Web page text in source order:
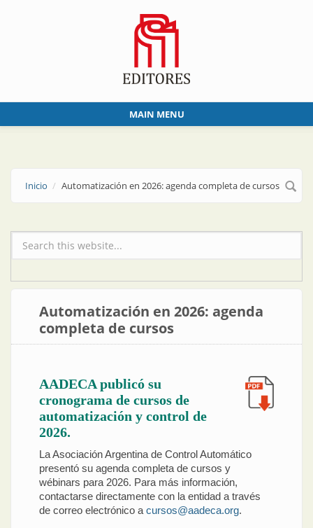
MAIN MENU
Inicio Automatización en 2026: agenda completa de cursos
Formulario de búsqueda
Automatización en 2026: agenda
completa de cursos
AADECA publicó su
cronograma de cursos de
automatización y control de
2026.
La Asociación Argentina de Control Automático
presentó su agenda completa de cursos y
wébinars para 2026. Para más información,
contactarse directamente con la entidad a través
de correo electrónico a cursos@aadeca.org.